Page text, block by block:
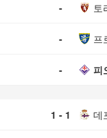
- 토
- 프
- 피
1 - 1 데